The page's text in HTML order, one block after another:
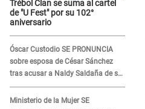
Trébol Clan se suma al cartel
de "U Fest" por su 102°
aniversario
Óscar Custodio SE PRONUNCIA
sobre esposa de César Sánchez
tras acusar a Naldy Saldaña de ser
PAREJA del músico: "Lo dejo en
manos de la justicia"
Ministerio de la Mujer SE